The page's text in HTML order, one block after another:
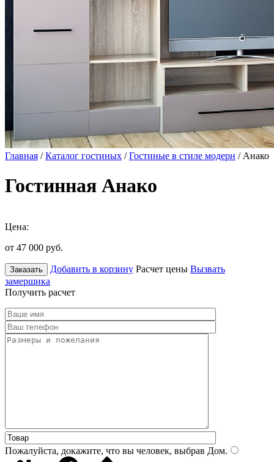
Главная /Каталог гостиных /Гостиные в стиле модерн / Анако
Гостинная Анако
Цена:
от 47 000 руб.
Заказать Добавить в корзину Расчет цены Вызвать
замерщика
Получить расчет
Пожалуйста, докажите, что вы человек, выбрав Дом.